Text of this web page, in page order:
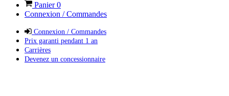
Panier0
Connexion / Commandes
Connexion / Commandes
Prix garanti pendant 1 an
Carrières
Devenez un concessionnaire